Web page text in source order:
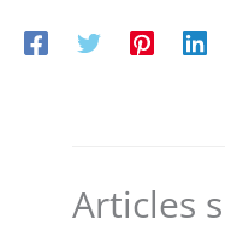
Articles